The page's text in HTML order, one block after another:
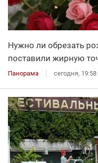
Нужно ли обрезать
поставили жирную
Панорама сегодня, 19:58